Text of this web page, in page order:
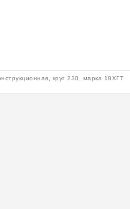
круг 230, марка 18ХГТ